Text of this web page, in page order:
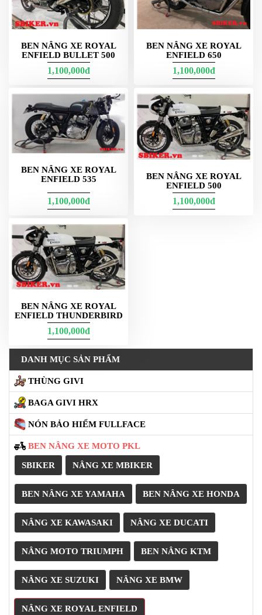
DƯỠNG
SÊN
TÚI
GIÀY
MOTO
ÁO
GIÁP
MOTO
TAI
BẢO
HIỂM
BỘ
VÁ
XE
STOP
AND
GO
KIỆN
MOTOWOLF
KẸP
ĐIỆN
THOẠI
XE
MÁY
PHỤ
KIỆN
PHƯỢT
ĐỒ
CHƠI
MOTO
PHỤ
KIỆN
MBIKER
HCM
SẢN
PHẨM
MỚI
DANH MỤC SẢN PHẨM
THÙNG GIVI
BAGA GIVI HRX
NÓN BẢO HIỂM FULLFACE
BEN NÂNG XE MOTO PKL
SBIKER NÂNG XE MBIKER
BEN NÂNG XE YAMAHA BEN NÂNG XE HONDA
NÂNG XE KAWASAKI NÂNG XE DUCATI
NÂNG MOTO TRIUMPH BEN NÂNG KTM
NÂNG XE SUZUKI NÂNG XE BMW
NÂNG XE ROYAL ENFIELD
BEN NÂNG XE ROYAL
ENFIELD BULLET 500
1,100,000đ
BEN NÂNG XE ROYAL
ENFIELD 650
1,100,000đ
BEN NÂNG XE ROYAL
ENFIELD 535
1,100,000đ
BEN NÂNG XE ROYAL
ENFIELD 500
1,100,000đ
BEN NÂNG XE ROYAL
ENFIELD THUNDERBIRD
1,100,000đ